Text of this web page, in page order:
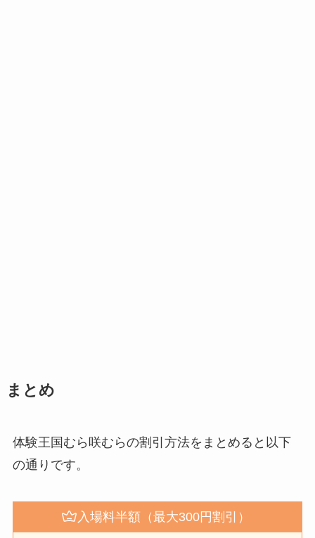
まとめ
体験王国むら咲むらの割引方法をまとめると以下
の通りです。
入場料半額（最大300円割引）